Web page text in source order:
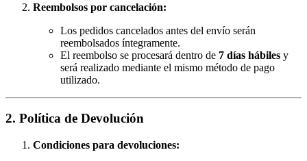
Reembolsos por cancelación:
Los pedidos cancelados antes del envío serán
reembolsados íntegramente.
El reembolso se procesará dentro de 7 días hábiles y
será realizado mediante el mismo método de pago
utilizado.
2. Política de Devolución
Condiciones para devoluciones: